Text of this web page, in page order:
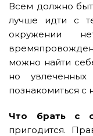
Всем должно
лучше идти с
окружении
можно найти
но
познакомиться
Что брать с
пригодится.